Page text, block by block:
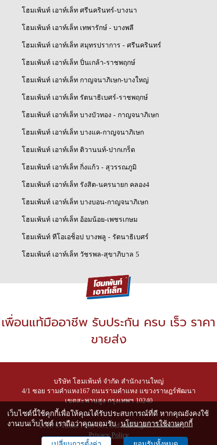
โฮมเพ้นท์ เอาท์เล็ท ศรีนครินทร์-บางนา
โฮมเพ้นท์ เอาท์เล็ท เทพารักษ์ - บางพลี
โฮมเพ้นท์ เอาท์เล็ท สมุทรปราการ - ศรีนครินทร์
โฮมเพ้นท์ เอาท์เล็ท ปิ่นเกล้า-ราชพฤกษ์
โฮมเพ้นท์ เอาท์เล็ท กาญจนาภิเษก-บางใหญ่
โฮมเพ้นท์ เอาท์เล็ท รัตนาธิเบศร์-ราชพฤกษ์
โฮมเพ้นท์ เอาท์เล็ท บางบัวทอง - กาญจนาภิเษก
โฮมเพ้นท์ เอาท์เล็ท บางแค-กาญจนาภิเษก
โฮมเพ้นท์ เอาท์เล็ท ติวานนท์-ปากเกร็ด
โฮมเพ้นท์ เอาท์เล็ท กิ่งแก้ว - สุวรรณภูมิ
โฮมเพ้นท์ เอาท์เล็ท รังสิต-นครนายก คลอง4
โฮมเพ้นท์ เอาท์เล็ท บางบอน-กาญจนาภิเษก
โฮมเพ้นท์ เอาท์เล็ท อ้อมน้อย-เพชรเกษม
โฮมเพ้นท์ ทีโอเอช็อป บางพลู - รัตนาธิเบศร์
โฮมเพ้นท์ เอาท์เล็ท วัชรพล-สุขาภิบาล 5
เพื่อนแท้มืออาชีพ รับประกัน ครบ เร็ว ราคา
ขายส่ง
บริษัท โฮมเพ้นท์ จำกัด สำนักงานใหญ่
4/1 ซอย รามคำแหง167 ถนนรามคำแหง แขวงราษฎร์พัฒนา
เขตสะพานสูง กรุงเทพฯ 10240
2018 © Home Paint Co., Ltd. All Rights Reserved
Privacy Policy
เว็บไซต์นี้ใช้คุกกี้เพื่อให้คุณได้รับประสบการณ์ที่ดี หากคุณยังคงใช้
งานบนเว็บไซต์ เราถือว่าคุณยอมรับ นโยบายการใช้งานคุกกี้